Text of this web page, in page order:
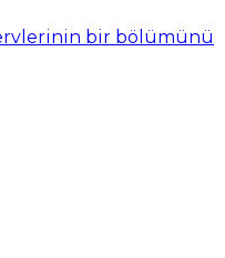
bir bölümünü